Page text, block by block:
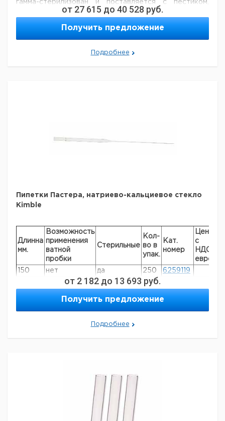
гамма-стерилизован и поставляется с пестиком,
конической пробиркой (ПП), твердыми крышками
(ПЭ высокой плотности) и этикетками.Тип CS1:
наконечник из стеклонаполненного полипропилена
(30%/70%) для стандартного измельчения.Тип CS2:
твердого измельчения.
от 27 615 до 40 528 руб.
Получить предложение
Подробнее
Пипетки Пастера, натриево-кальциевое стекло
Kimble
Длинна
мм.
Возможность
применения
ватной
пробки
Стерильные
Кол-
во в
упак.
Кат.
номер
Цена
с
НДС,
евро
150
нет да 250
6259119
нет 250
230
да нет 250 6281627
от 2 182 до 13 693 руб.
Получить предложение
Подробнее